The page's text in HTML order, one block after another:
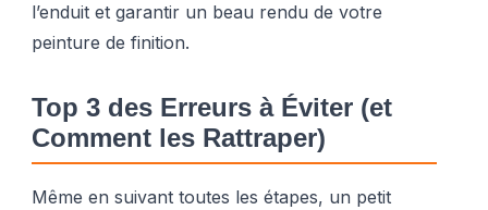
l’enduit et garantir un beau rendu de votre
peinture de finition.
Top 3 des Erreurs à Éviter (et
Comment les Rattraper)
Même en suivant toutes les étapes, un petit